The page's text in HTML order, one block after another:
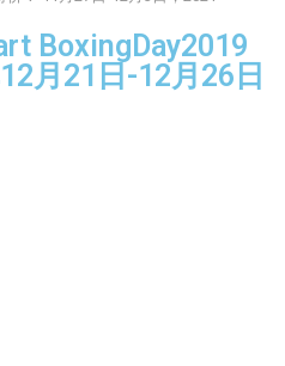
BoxingDay2019
月21日-12月26日